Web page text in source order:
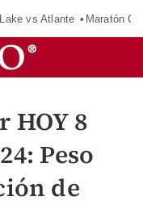
vs Atlante Maratón
HOY 8
Peso
de